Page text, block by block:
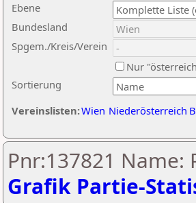
Ebene
Sortierung
Bundesland
Spgem./Kreis/Verein
Nur
Vereinslisten:Wien Niederösterreich
Pnr:137821 Name:
Grafik Partie-